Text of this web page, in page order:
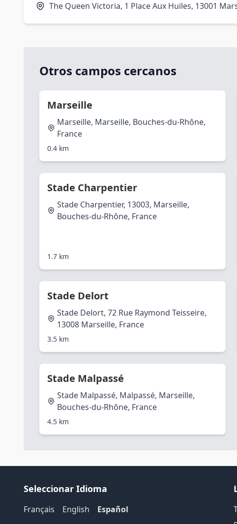
The Queen Victoria, 1 Place Aux Huiles, 13001
Otros campos cercanos
Marseille
Marseille, Marseille, Bouches-du-Rhône,
France
0.4 km
Stade Charpentier
Stade Charpentier, 13003, Marseille,
Bouches-du-Rhône, France
1.7 km
Stade Delort
Stade Delort, 72 Rue Raymond Teisseire,
13008 Marseille, France
3.5 km
Stade Malpassé
Stade Malpassé, Malpassé, Marseille,
Bouches-du-Rhône, France
4.5 km
Seleccionar Idioma
Français English Español